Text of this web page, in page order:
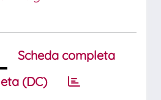
Scheda completa
(DC)